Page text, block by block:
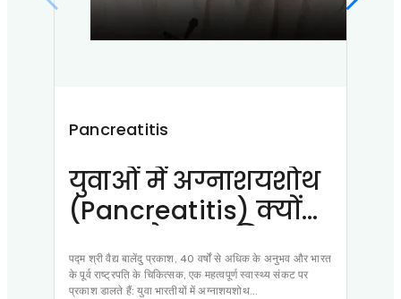
Pancreatitis
युवाओं में अग्नाशयशोथ
(Pancreatitis) क्यों
जीवनशैली का संकट
पद्म श्री वैद्य बालेंदु प्रकाश, 40 वर्षों से अधिक के अनुभव और भारत
के पूर्व राष्ट्रपति के चिकित्सक, एक महत्वपूर्ण स्वास्थ्य संकट पर
प्रकाश डालते हैं: युवा भारतीयों में अग्नाशयशोथ…